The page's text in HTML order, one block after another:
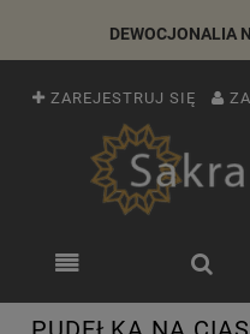
DEWOCJONALIA
ZAREJESTRUJ SIĘ